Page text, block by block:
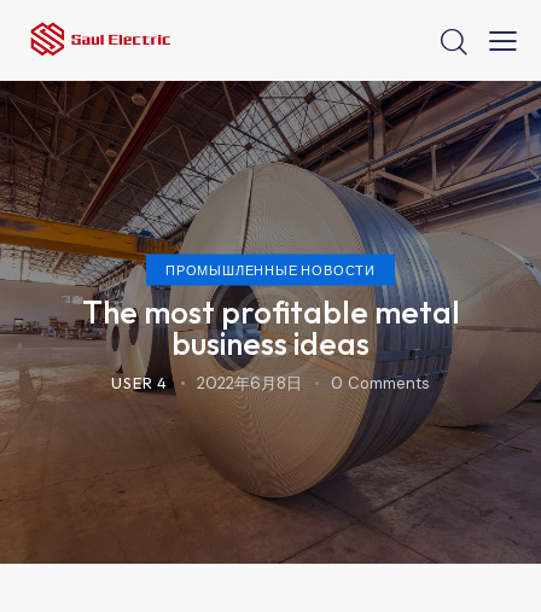
ПРОМЫШЛЕННЫЕ НОВОСТИ
The most profitable metal
business ideas
USER 4 2022年6月8日 0 Comments